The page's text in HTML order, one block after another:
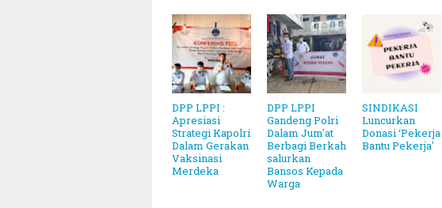
DPP LPPI :
Apresiasi
Strategi Kapolri
Dalam Gerakan
Vaksinasi
Merdeka
DPP LPPI
Gandeng Polri
Dalam Jum'at
Berbagi Berkah
salurkan
Bansos Kepada
Warga
SINDIKASI
Luncurkan
Donasi ‘Pekerja
Bantu Pekerja'